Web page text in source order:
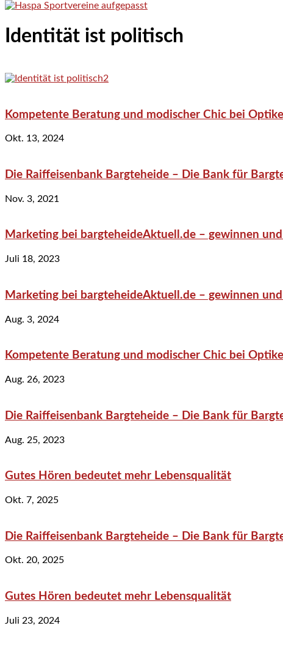
Identität ist politisch
Kompetente Beratung und modischer Chic bei
Okt. 13, 2024
Die Raiffeisenbank Bargteheide – Die Bank für
Nov. 3, 2021
Marketing bei bargteheideAktuell.de – gewinnen
Juli 18, 2023
Marketing bei bargteheideAktuell.de – gewinnen
Aug. 3, 2024
Kompetente Beratung und modischer Chic bei
Aug. 26, 2023
Die Raiffeisenbank Bargteheide – Die Bank für
Aug. 25, 2023
Gutes Hören bedeutet mehr Lebensqualität
Okt. 7, 2025
Die Raiffeisenbank Bargteheide – Die Bank für
Okt. 20, 2025
Gutes Hören bedeutet mehr Lebensqualität
Juli 23, 2024